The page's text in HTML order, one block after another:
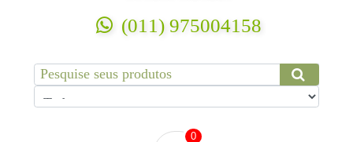
(011) 975004158
0